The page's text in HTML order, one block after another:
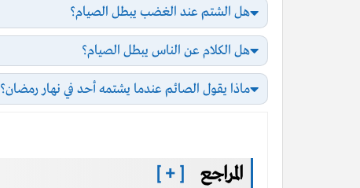
هل الشتم عند الغضب يبطل الصيام؟
هل الكلام عن الناس يبطل الصيام؟
ماذا يقول الصائم عندما يشتمه أحد في نهار رمضان؟
المراجع [ + ]